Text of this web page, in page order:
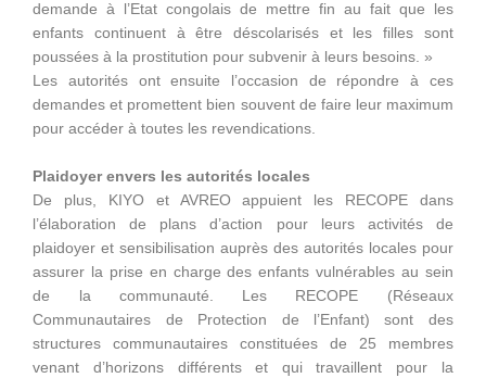
demande à l’Etat congolais de mettre fin au fait que les
enfants continuent à être déscolarisés et les filles sont
poussées à la prostitution pour subvenir à leurs besoins. »
Les autorités ont ensuite l’occasion de répondre à ces
demandes et promettent bien souvent de faire leur maximum
pour accéder à toutes les revendications.
Plaidoyer envers les autorités locales
De plus, KIYO et AVREO appuient les RECOPE dans
l’élaboration de plans d’action pour leurs activités de
plaidoyer et sensibilisation auprès des autorités locales pour
assurer la prise en charge des enfants vulnérables au sein
de la communauté. Les RECOPE (Réseaux
Communautaires de Protection de l’Enfant) sont des
structures communautaires constituées de 25 membres
venant d’horizons différents et qui travaillent pour la